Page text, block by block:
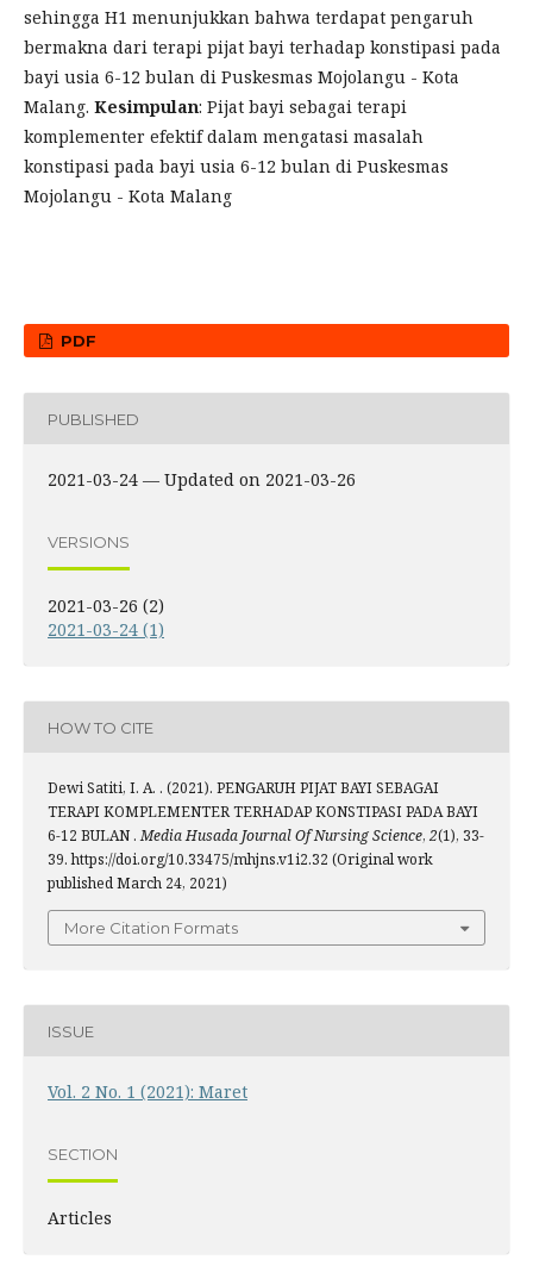
sehingga H1 menunjukkan bahwa terdapat pengaruh
bermakna dari terapi pijat bayi terhadap konstipasi pada
bayi usia 6-12 bulan di Puskesmas Mojolangu - Kota
Malang. Kesimpulan: Pijat bayi sebagai terapi
komplementer efektif dalam mengatasi masalah
konstipasi pada bayi usia 6-12 bulan di Puskesmas
Mojolangu - Kota Malang
PDF
PUBLISHED
2021-03-24 — Updated on 2021-03-26
VERSIONS
2021-03-26 (2)
2021-03-24 (1)
HOW TO CITE
Dewi Satiti, I. A. . (2021). PENGARUH PIJAT BAYI SEBAGAI
TERAPI KOMPLEMENTER TERHADAP KONSTIPASI PADA BAYI
6-12 BULAN .Media Husada Journal Of Nursing Science, 2(1), 33-
39. https://doi.org/10.33475/mhjns.v1i2.32 (Original work
published March 24, 2021)
More Citation Formats
ISSUE
Vol. 2 No. 1 (2021): Maret
SECTION
Articles